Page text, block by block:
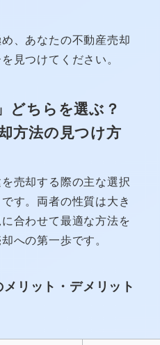
、あなたの不動産売却
見つけてください。
どちらを選ぶ？
方法の見つけ方
売却する際の主な選択
す。両者の性質は大き
合わせて最適な方法を
への第一歩です。
メリット・デメリット